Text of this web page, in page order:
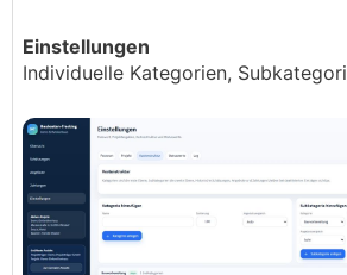
Einstellungen
Individuelle Kategorien,